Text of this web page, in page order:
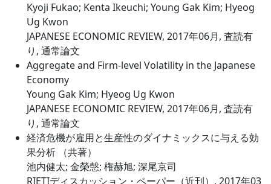
Kyoji Fukao; Kenta Ikeuchi; Young Gak Kim; Hyeog
Ug Kwon
JAPANESE ECONOMIC REVIEW, 2017年06月, 査読有
り, 通常論文
Aggregate and Firm-level Volatility in the Japanese
Economy
Young Gak Kim; Hyeog Ug Kwon
JAPANESE ECONOMIC REVIEW, 2017年06月, 査読有
り, 通常論文
経済危機が雇用と生産性のダイナミックスに与える効
果分析 （共著）
池内健太; 金榮愨; 権赫旭; 深尾京司
RIETIディスカッション・ペーパー（近刊）, 2017年03